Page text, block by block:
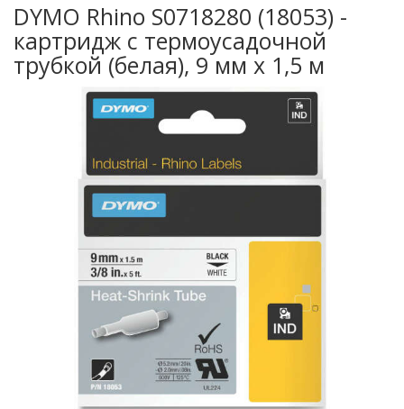
DYMO Rhino S0718280 (18053) -
картридж с термоусадочной
трубкой (белая), 9 мм x 1,5 м